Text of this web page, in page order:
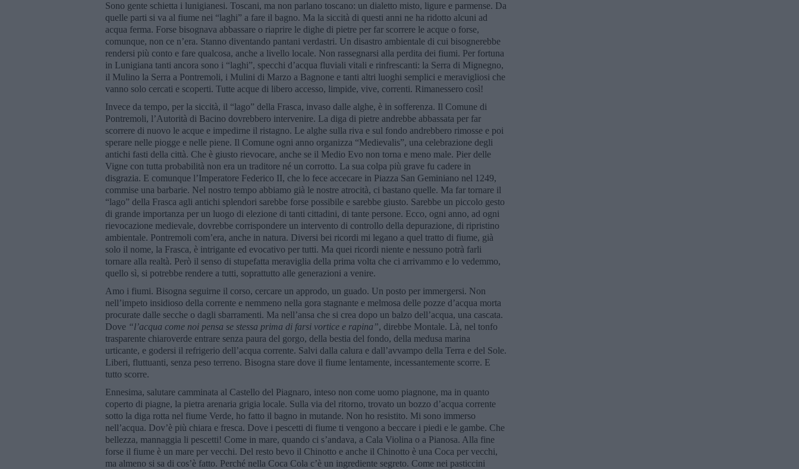
Sono gente schietta i lunigianesi. Toscani, ma non parlano toscano: un dialetto misto, ligure e parmense. Da
quelle parti si va al fiume nei “laghi” a fare il bagno. Ma la siccità di questi anni ne ha ridotto alcuni ad
acqua ferma. Forse bisognava abbassare o riaprire le dighe di pietre per far scorrere le acque o forse,
comunque, non ce n’era. Stanno diventando pantani verdastri. Un disastro ambientale di cui bisognerebbe
rendersi più conto e fare qualcosa, anche a livello locale. Non rassegnarsi alla perdita dei fiumi. Per fortuna
in Lunigiana tanti ancora sono i “laghi”, specchi d’acqua fluviali vitali e rinfrescanti: la Serra di Mignegno,
il Mulino la Serra a Pontremoli, i Mulini di Marzo a Bagnone e tanti altri luoghi semplici e meravigliosi che
vanno solo cercati e scoperti. Tutte acque di libero accesso, limpide, vive, correnti. Rimanessero così!
Invece da tempo, per la siccità, il “lago” della Frasca, invaso dalle alghe, è in sofferenza. Il Comune di
Pontremoli, l’Autorità di Bacino dovrebbero intervenire. La diga di pietre andrebbe abbassata per far
scorrere di nuovo le acque e impedirne il ristagno. Le alghe sulla riva e sul fondo andrebbero rimosse e poi
sperare nelle piogge e nelle piene. Il Comune ogni anno organizza “Medievalis”, una celebrazione degli
antichi fasti della città. Che è giusto rievocare, anche se il Medio Evo non torna e meno male. Pier delle
Vigne con tutta probabilità non era un traditore né un corrotto. La sua colpa più grave fu cadere in
disgrazia. E comunque l’Imperatore Federico II, che lo fece accecare in Piazza San Geminiano nel 1249,
commise una barbarie. Nel nostro tempo abbiamo già le nostre atrocità, ci bastano quelle. Ma far tornare il
“lago” della Frasca agli antichi splendori sarebbe forse possibile e sarebbe giusto. Sarebbe un piccolo gesto
di grande importanza per un luogo di elezione di tanti cittadini, di tante persone. Ecco, ogni anno, ad ogni
rievocazione medievale, dovrebbe corrispondere un intervento di controllo della depurazione, di ripristino
ambientale. Pontremoli com’era, anche in natura. Diversi bei ricordi mi legano a quel tratto di fiume, già
solo il nome, la Frasca, è intrigante ed evocativo per tutti. Ma quei ricordi niente e nessuno potrà farli
tornare alla realtà. Però il senso di stupefatta meraviglia della prima volta che ci arrivammo e lo vedemmo,
quello sì, si potrebbe rendere a tutti, soprattutto alle generazioni a venire.
Amo i fiumi. Bisogna seguirne il corso, cercare un approdo, un guado. Un posto per immergersi. Non
nell’impeto insidioso della corrente e nemmeno nella gora stagnante e melmosa delle pozze d’acqua morta
procurate dalle secche o dagli sbarramenti. Ma nell’ansa che si crea dopo un balzo dell’acqua, una cascata.
Dove “l’acqua come noi pensa se stessa prima di farsi vortice e rapina”, direbbe Montale. Là, nel tonfo
trasparente chiaroverde entrare senza paura del gorgo, della bestia del fondo, della medusa marina
urticante, e godersi il refrigerio dell’acqua corrente. Salvi dalla calura e dall’avvampo della Terra e del Sole.
Liberi, fluttuanti, senza peso terreno. Bisogna stare dove il fiume lentamente, incessantemente scorre. E
tutto scorre.
Ennesima, salutare camminata al Castello del Piagnaro, inteso non come uomo piagnone, ma in quanto
coperto di piagne, la pietra arenaria grigia locale. Sulla via del ritorno, trovato un bozzo d’acqua corrente
sotto la diga rotta nel fiume Verde, ho fatto il bagno in mutande. Non ho resistito. Mi sono immerso
nell’acqua. Dov’è più chiara e fresca. Dove i pescetti di fiume ti vengono a beccare i piedi e le gambe. Che
bellezza, mannaggia li pescetti! Come in mare, quando ci s’andava, a Cala Violina o a Pianosa. Alla fine
forse il fiume è un mare per vecchi. Del resto bevo il Chinotto e anche il Chinotto è una Coca per vecchi,
ma almeno si sa di cos’è fatto. Perché nella Coca Cola c’è un ingrediente segreto. Come nei pasticcini